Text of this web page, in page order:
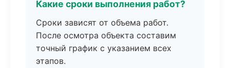
Какие сроки выполнения работ?
Сроки зависят от объема работ.
После осмотра объекта составим
точный график с указанием всех
этапов.